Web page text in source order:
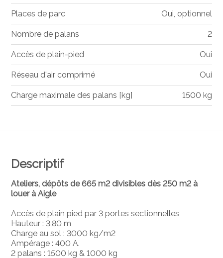
Descriptif
Ateliers, dépôts de 665 m2 divisibles dès 250 m2 à
louer à Aigle
Accès de plain pied par 3 portes sectionnelles
Hauteur : 3,80 m
Charge au sol : 3000 kg/m2
Ampérage : 400 A.
2 palans : 1500 kg & 1000 kg
Places de parc Oui, optionnel
Nombre de palans 2
Accès de plain-pied Oui
Réseau d'air comprimé Oui
Charge maximale des palans [kg] 1500 kg